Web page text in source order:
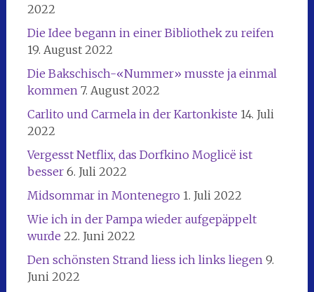
2022
Die Idee begann in einer Bibliothek zu reifen
19. August 2022
Die Bakschisch-«Nummer» musste ja einmal
kommen 7. August 2022
Carlito und Carmela in der Kartonkiste 14. Juli
2022
Vergesst Netflix, das Dorfkino Moglicë ist
besser 6. Juli 2022
Midsommar in Montenegro 1. Juli 2022
Wie ich in der Pampa wieder aufgepäppelt
wurde 22. Juni 2022
Den schönsten Strand liess ich links liegen 9.
Juni 2022